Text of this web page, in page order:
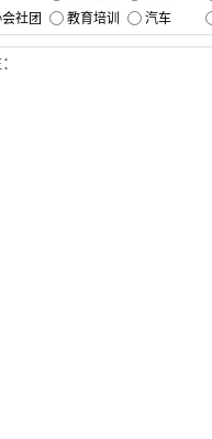
社团
教育培训 汽车